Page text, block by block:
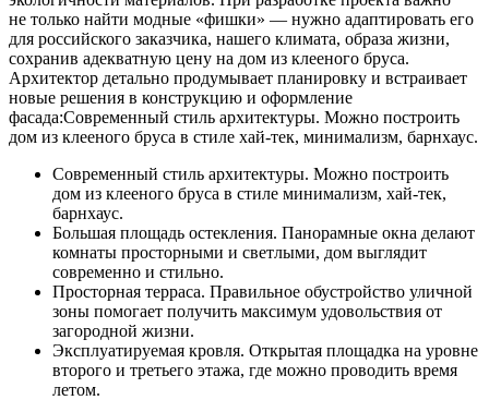
не только найти модные «фишки» — нужно адаптировать его
для российского заказчика, нашего климата, образа жизни,
сохранив адекватную цену на дом из клееного бруса.
Архитектор детально продумывает планировку и встраивает
новые решения в конструкцию и оформление
фасада:Современный стиль архитектуры. Можно построить
дом из клееного бруса в стиле хай-тек, минимализм, барнхаус.
Современный стиль архитектуры. Можно построить
дом из клееного бруса в стиле минимализм, хай-тек,
барнхаус.
Большая площадь остекления. Панорамные окна делают
комнаты просторными и светлыми, дом выглядит
современно и стильно.
Просторная терраса. Правильное обустройство уличной
зоны помогает получить максимум удовольствия от
загородной жизни.
Эксплуатируемая кровля. Открытая площадка на уровне
второго и третьего этажа, где можно проводить время
летом.